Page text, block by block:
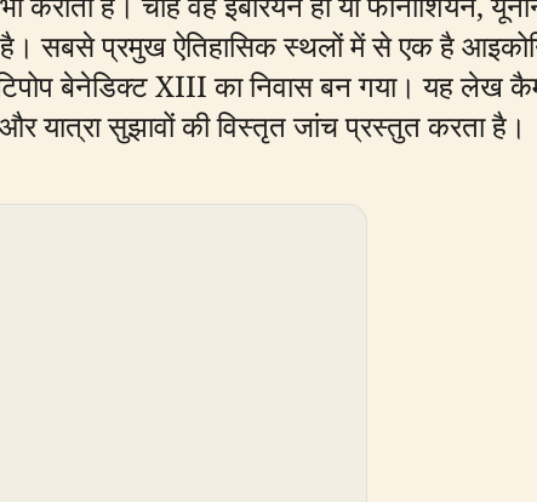
है। सबसे प्रमुख ऐतिहासिक स्थलों में से एक है
बेनेडिक्ट XIII का निवास बन गया। यह लेख
यात्रा सुझावों की विस्तृत जांच प्रस्तुत करता है।